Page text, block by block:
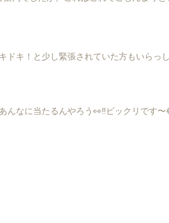
ドキ！と少し緊張されていた方もいらっ
んなに当たるんやろう👀‼️ビックリです〜